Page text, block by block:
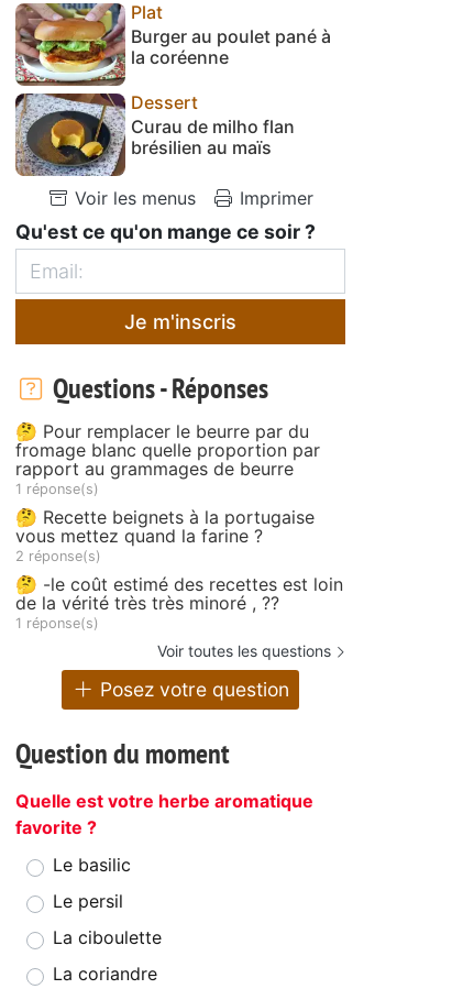
Plat
Burger au poulet pané à
la coréenne
Dessert
Curau de milho flan
brésilien au maïs
Voir les menus Imprimer
Qu'est ce qu'on mange ce soir ?
Je m'inscris
Questions - Réponses
🤔 Pour remplacer le beurre par du
fromage blanc quelle proportion par
rapport au grammages de beurre
1 réponse(s)
🤔 Recette beignets à la portugaise
vous mettez quand la farine ?
2 réponse(s)
🤔 -le coût estimé des recettes est loin
de la vérité très très minoré , ??
1 réponse(s)
Voir toutes les questions
Posez votre question
Question du moment
Quelle est votre herbe aromatique
favorite ?
Le basilic
Le persil
La ciboulette
La coriandre